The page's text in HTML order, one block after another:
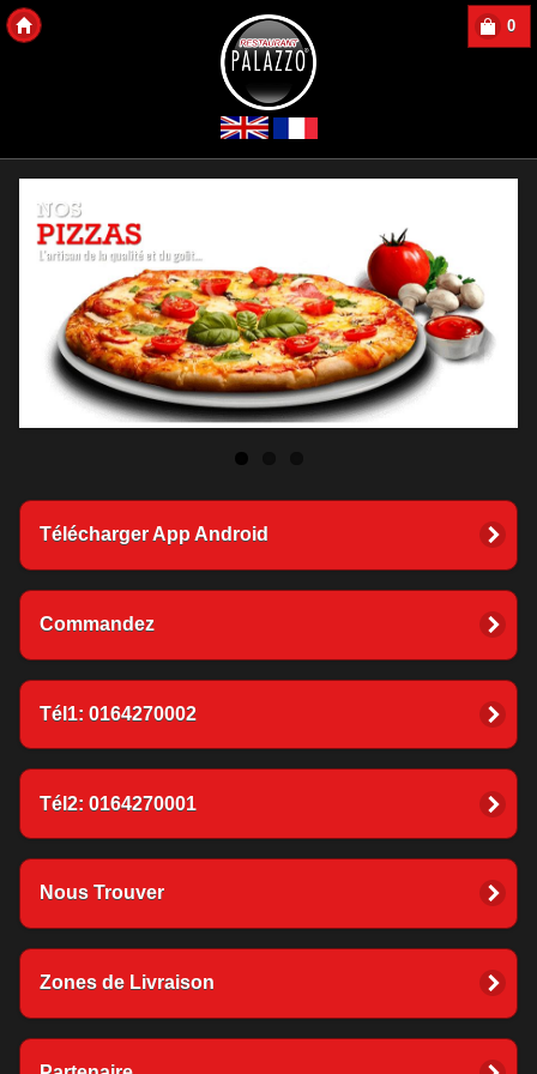
0
Télécharger App Android
Commandez
Tél1: 0164270002
Tél2: 0164270001
Nous Trouver
Zones de Livraison
Copyright 2013 Des-Click Com